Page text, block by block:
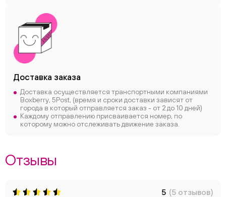
Доставка заказа
Доставка осуществляется транспортными компаниями
Boxberry, 5Post, (время и сроки доставки зависят от
города в который отправляется заказ - от 2 до 10 дней)
Каждому отправлению присваивается номер, по
которому можно отслеживать движение заказа.
Отзывы
5 (5 отзывов)